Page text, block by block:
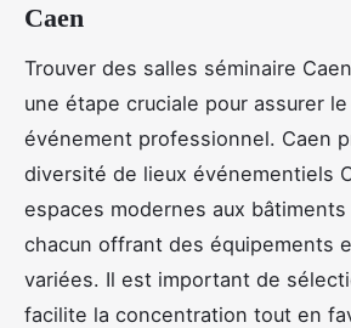
Caen
Trouver des salles séminaire
une étape cruciale pour assurer
événement professionnel. Caen
diversité de lieux événementiels
espaces modernes aux
chacun offrant des équipements
variées. Il est important de
facilite la concentration tout en